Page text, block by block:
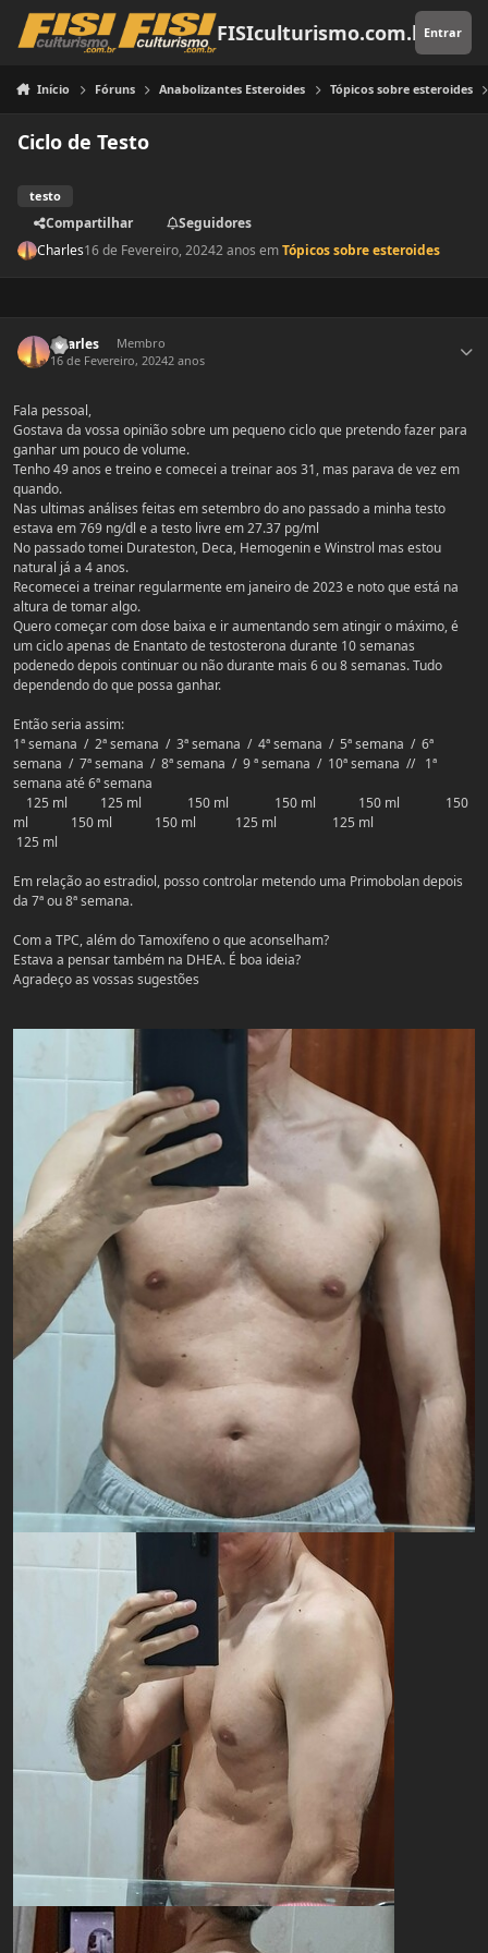
Pular para o conteúdo
FISIculturismo.com.brEntrar
Início Fóruns Anabolizantes Esteroides Tópicos sobre esteroides
Ciclo de Testo
testo
Compartilhar
Seguidores
Charles16 de Fevereiro, 20242 anos emTópicos sobre esteroides
Charles
Membro
16 de Fevereiro, 20242 anos
Fala pessoal,
Gostava da vossa opinião sobre um pequeno ciclo que pretendo fazer para
ganhar um pouco de volume.
Tenho 49 anos e treino e comecei a treinar aos 31, mas parava de vez em
quando.
Nas ultimas análises feitas em setembro do ano passado a minha testo
estava em 769 ng/dl e a testo livre em 27.37 pg/ml
No passado tomei Durateston, Deca, Hemogenin e Winstrol mas estou
natural já a 4 anos.
Recomecei a treinar regularmente em janeiro de 2023 e noto que está na
altura de tomar algo.
Quero começar com dose baixa e ir aumentando sem atingir o máximo, é
um ciclo apenas de Enantato de testosterona durante 10 semanas
podenedo depois continuar ou não durante mais 6 ou 8 semanas. Tudo
dependendo do que possa ganhar.
Então seria assim:
1ª semana / 2ª semana / 3ª semana / 4ª semana / 5ª semana / 6ª
semana / 7ª semana / 8ª semana / 9 ª semana / 10ª semana // 1ª
semana até 6ª semana
125 ml 125 ml 150 ml 150 ml 150 ml 150
ml 150 ml 150 ml 125 ml 125 ml
125 ml
Em relação ao estradiol, posso controlar metendo uma Primobolan depois
da 7ª ou 8ª semana.
Com a TPC, além do Tamoxifeno o que aconselham?
Estava a pensar também na DHEA. É boa ideia?
Agradeço as vossas sugestões